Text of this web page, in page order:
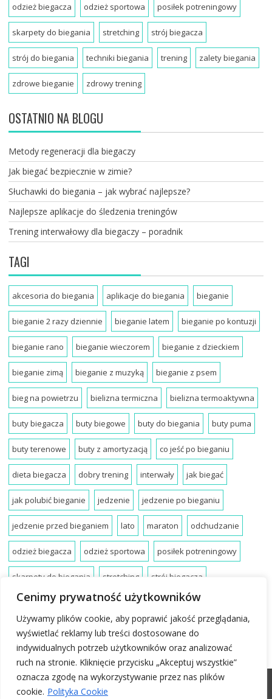
Cenimy prywatność użytkowników
Używamy plików cookie, aby poprawić jakość przeglądania,
wyświetlać reklamy lub treści dostosowane do
indywidualnych potrzeb użytkowników oraz analizować
ruch na stronie. Kliknięcie przycisku „Akceptuj wszystkie”
oznacza zgodę na wykorzystywanie przez nas plików
cookie. Polityka Cookie
odzież biegacza odzież sportowa posiłek potreningowy
skarpety do biegania stretching strój biegacza
strój do biegania techniki biegania trening zalety biegania
zdrowe bieganie zdrowy trening
OSTATNIO NA BLOGU
Metody regeneracji dla biegaczy
Jak biegać bezpiecznie w zimie?
Słuchawki do biegania – jak wybrać najlepsze?
Najlepsze aplikacje do śledzenia treningów
Trening interwałowy dla biegaczy – poradnik
TAGI
akcesoria do biegania aplikacje do biegania bieganie
bieganie 2 razy dziennie bieganie latem bieganie po kontuzji
bieganie rano bieganie wieczorem bieganie z dzieckiem
bieganie zimą bieganie z muzyką bieganie z psem
bieg na powietrzu bielizna termiczna bielizna termoaktywna
buty biegacza buty biegowe buty do biegania buty puma
buty terenowe buty z amortyzacją co jeść po bieganiu
dieta biegacza dobry trening interwały jak biegać
jak polubić bieganie jedzenie jedzenie po bieganiu
jedzenie przed bieganiem lato maraton odchudzanie
odzież biegacza odzież sportowa posiłek potreningowy
skarpety do biegania stretching strój biegacza
strój do biegania techniki biegania trening zalety biegania
zdrowe bieganie zdrowy trening